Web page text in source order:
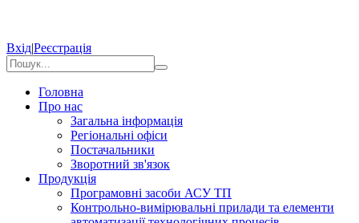
Вхід|Реєстрація
Головна
Про нас
Загальна інформація
Регіональні офіси
Постачальники
Зворотний зв'язок
Продукція
Програмовні засоби АСУ ТП
Контрольно-вимірювальні прилади та елементи